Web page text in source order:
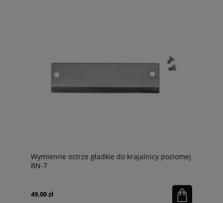
Wymienne ostrze gładkie do krajalnicy poziomej
BN-7
49,00 zł